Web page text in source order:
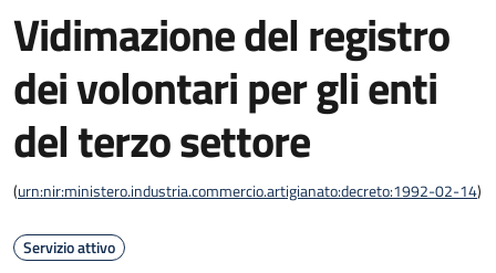
Vidimazione del registro
dei volontari per gli enti
del terzo settore
(urn:nir:ministero.industria.commercio.artigianato:decreto:1992-02-14)
Servizio attivo